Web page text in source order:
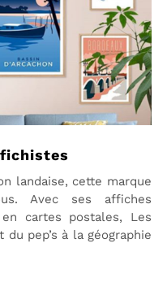
landaise, cette marque
Avec ses affiches
cartes postales, Les
pep’s à la géographie